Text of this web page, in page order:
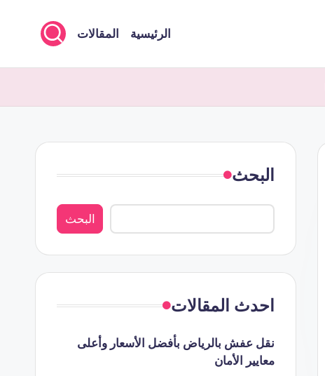
الرئيسية المقالات
البحث
البحث
احدث المقالات
نقل عفش بالرياض بأفضل الأسعار وأعلى
معايير الأمان